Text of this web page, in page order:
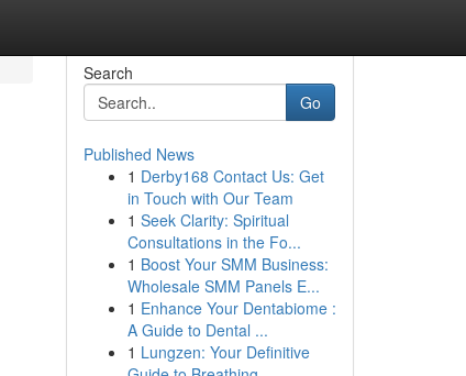
Search
Go
Published News
1 Derby168 Contact Us: Get
in Touch with Our Team
1 Seek Clarity: Spiritual
Consultations in the Fo...
1 Boost Your SMM Business:
Wholesale SMM Panels E...
1 Enhance Your Dentabiome :
A Guide to Dental ...
1 Lungzen: Your Definitive